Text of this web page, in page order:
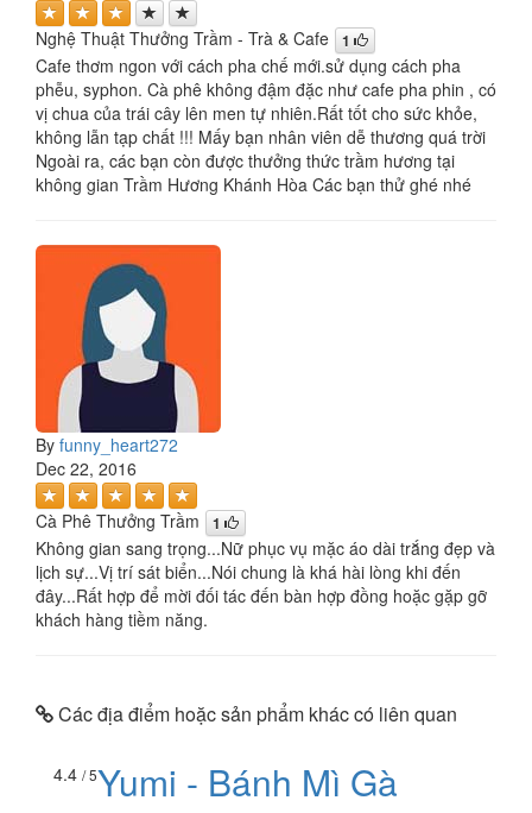
Nghệ Thuật Thưởng Trầm - Trà & Cafe 1
Cafe thơm ngon với cách pha chế mới.sử dụng cách pha
phễu, syphon. Cà phê không đậm đặc như cafe pha phin , có
vị chua của trái cây lên men tự nhiên.Rất tốt cho sức khỏe,
không lẫn tạp chất !!! Mấy bạn nhân viên dễ thương quá trời
Ngoài ra, các bạn còn được thưởng thức trầm hương tại
không gian Trầm Hương Khánh Hòa Các bạn thử ghé nhé
By funny_heart272
Dec 22, 2016
Cà Phê Thưởng Trầm 1
Không gian sang trọng...Nữ phục vụ mặc áo dài trắng đẹp và
lịch sự...Vị trí sát biển...Nói chung là khá hài lòng khi đến
đây...Rất hợp để mời đối tác đến bàn hợp đồng hoặc gặp gỡ
khách hàng tiềm năng.
Các địa điểm hoặc sản phẩm khác có liên quan
4.4 / 5Yumi - Bánh Mì Gà